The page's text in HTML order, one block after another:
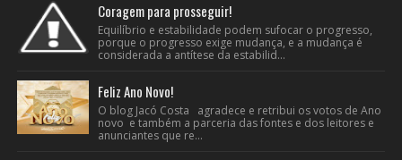
Coragem para prosseguir!
Equilíbrio e estabilidade podem sufocar o progresso,
porque o progresso exige mudança, e a mudança é
considerada a antítese da estabilid...
Feliz Ano Novo!
O blog Jacó Costa agradece e retribui os votos de Ano
novo e também a parceria das fontes e dos leitores e
anunciantes que re...